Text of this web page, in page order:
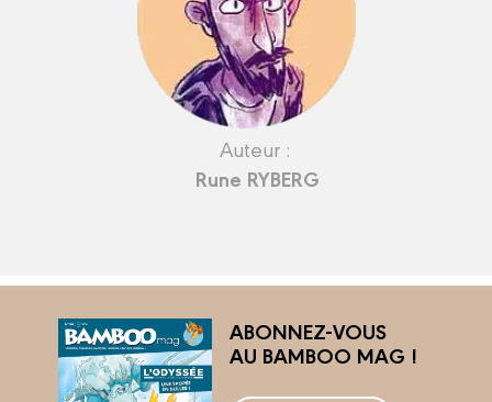
Auteur :
Rune RYBERG
ABONNEZ-VOUS
AU BAMBOO MAG !